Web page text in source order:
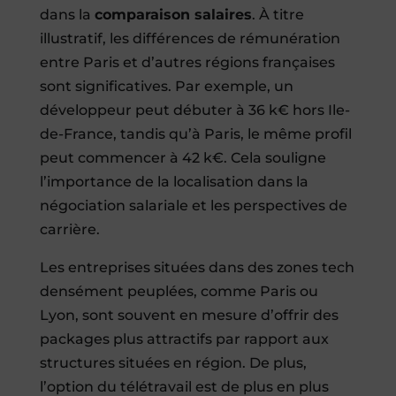
dans la comparaison salaires. À titre
illustratif, les différences de rémunération
entre Paris et d’autres régions françaises
sont significatives. Par exemple, un
développeur peut débuter à 36 k€ hors Ile-
de-France, tandis qu’à Paris, le même profil
peut commencer à 42 k€. Cela souligne
l’importance de la localisation dans la
négociation salariale et les perspectives de
carrière.
Les entreprises situées dans des zones tech
densément peuplées, comme Paris ou
Lyon, sont souvent en mesure d’offrir des
packages plus attractifs par rapport aux
structures situées en région. De plus,
l’option du télétravail est de plus en plus